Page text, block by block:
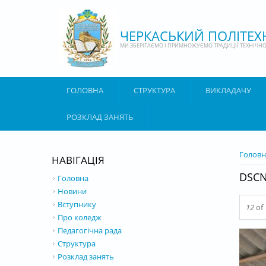
ЧЕРКАСЬКИЙ
МИ ЗБЕРІГАЄМО І ПРИМНОЖУЄМО ТРАДИЦІЇ
ГОЛОВНА СТРУКТУРА ВИКЛАДАЧУ
РОЗКЛАД ЗАНЯТЬ
ВИ Є
12of
НАВІГАЦІЯ
Головна
Новини
Вступнику
Про коледж
Педагогічна рада
Структура
Розклад занять